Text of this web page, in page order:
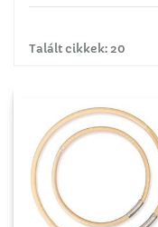
Talált cikkek: 20